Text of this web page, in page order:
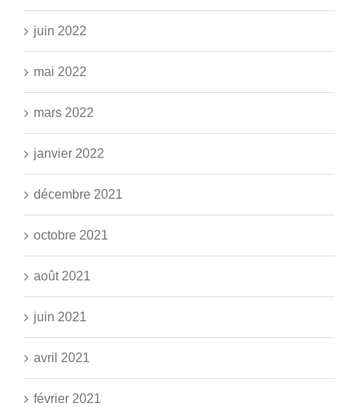
juin 2022
mai 2022
mars 2022
janvier 2022
décembre 2021
octobre 2021
août 2021
juin 2021
avril 2021
février 2021